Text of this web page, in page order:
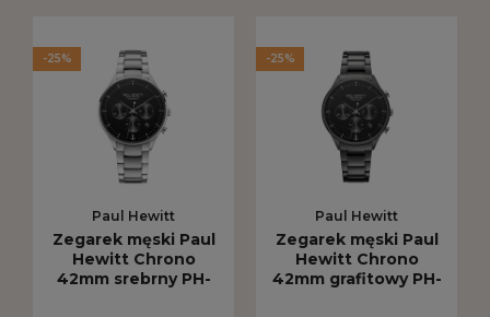
Paul Hewitt
Zegarek męski Paul
Hewitt Chrono
42mm srebrny PH-
-25%
Paul Hewitt
Zegarek męski Paul
Hewitt Chrono
42mm grafitowy PH-
-25%